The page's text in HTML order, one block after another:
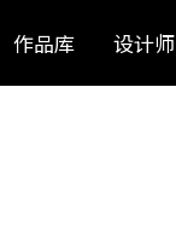
作品库 设计师